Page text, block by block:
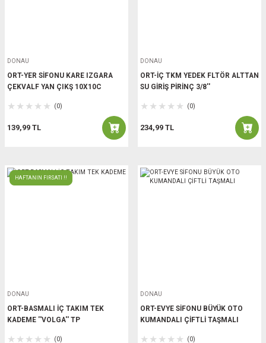
DONAU
ORT-YER SİFONU KARE IZGARA
ÇEKVALF YAN ÇIKŞ 10X10C
(0)
139,99 TL
DONAU
ORT-İÇ TKM YEDEK FLTÖR ALTTAN
SU GİRİŞ PİRİNÇ 3/8''
(0)
234,99 TL
HAFTANIN FIRSATI !!
DONAU
ORT-BASMALI İÇ TAKIM TEK
KADEME ''VOLGA'' TP
(0)
DONAU
ORT-EVYE SİFONU BÜYÜK OTO
KUMANDALI ÇİFTLİ TAŞMALI
(0)